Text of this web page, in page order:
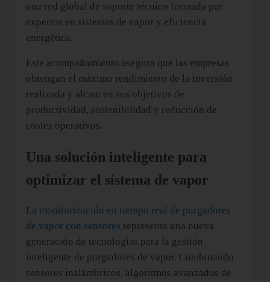
una red global de soporte técnico formada por
expertos en sistemas de vapor y eficiencia
energética.
Este acompañamiento asegura que las empresas
obtengan el máximo rendimiento de la inversión
realizada y alcancen sus objetivos de
productividad, sostenibilidad y reducción de
costes operativos.
Una solución inteligente para
optimizar el sistema de vapor
La monitorización en tiempo real de purgadores
de vapor con sensores representa una nueva
generación de tecnologías para la gestión
inteligente de purgadores de vapor. Combinando
sensores inalámbricos, algoritmos avanzados de